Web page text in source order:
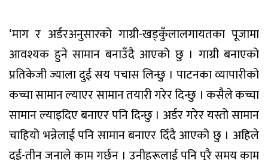
‘माग र अर्डरअनुसारको गाग्री-खड्कुँलालगायतका पूजामा
आवश्यक हुने सामान बनाउँदै आएको छु । गाग्री बनाएको
प्रतिकेजी ज्याला दुई सय पचास लिन्छु । पाटनका व्यापारीको
कच्चा सामान ल्याएर सामान तयारी गरेर दिन्छु । कसैले कच्चा
सामान ल्याइदिए बनाएर पनि दिन्छु । अर्डर गरेर यस्तो सामान
चाहियो भन्नेलाई पनि सामान बनाएर दिँदै आएको छु । अहिले